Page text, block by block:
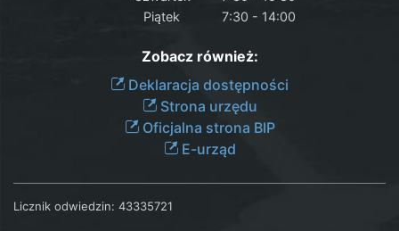
Piątek
7:30 - 14:00
Zobacz również:
Deklaracja dostępności
Strona urzędu
Oficjalna strona BIP
E-urząd
Licznik odwiedzin: 43335721